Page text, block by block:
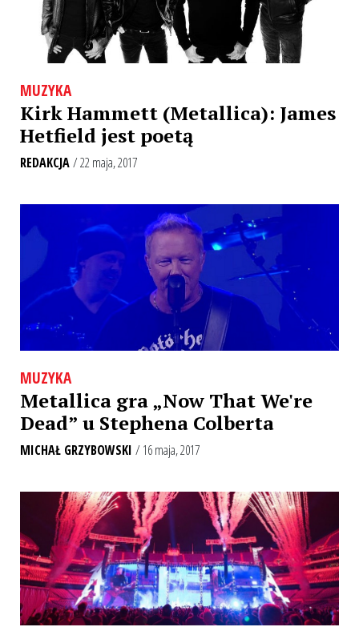
MUZYKA
Kirk Hammett (Metallica): James
Hetfield jest poetą
REDAKCJA/ 22 maja, 2017
MUZYKA
Metallica gra „Now That We're
Dead” u Stephena Colberta
MICHAŁ GRZYBOWSKI / 16 maja, 2017